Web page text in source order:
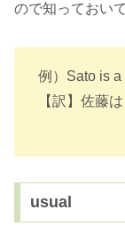
ので知っておい
例）Sato is
【訳】佐藤
usual